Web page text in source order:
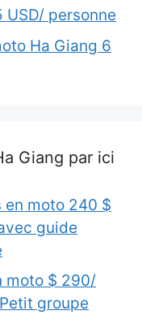
USD/ personne
Ha Giang 6
Giang par ici
en moto 240 $
guide
moto $ 290/
groupe